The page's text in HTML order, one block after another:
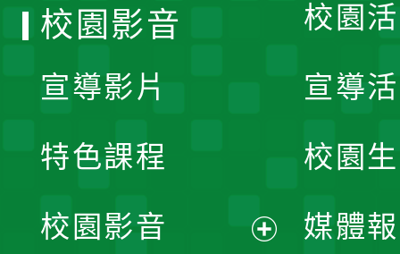
校園
宣導
校園
媒體
校園影音
宣導影片
特色課程
校園影音